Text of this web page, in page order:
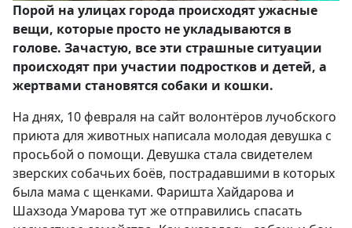
Порой на улицах города происходят ужасные
вещи, которые просто не укладываются в
голове. Зачастую, все эти страшные ситуации
происходят при участии подростков и детей, а
жертвами становятся собаки и кошки.
На днях, 10 февраля на сайт волонтёров лучобского
приюта для животных написала молодая девушка с
просьбой о помощи. Девушка стала свидетелем
зверских собачьих боёв, пострадавшими в которых
была мама с щенками. Фаришта Хайдарова и
Шахзода Умарова тут же отправились спасать